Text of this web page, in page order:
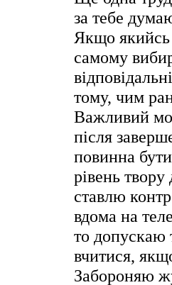
за тебе
Якщо
самому
тому, чим
Важливий
після
повинна
рівень
ставлю
вдома на
то допускаю
вчитися,
Забороняю